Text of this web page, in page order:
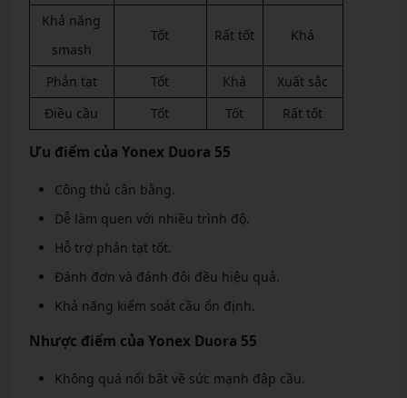
Khả năng
smash
Tốt Rất tốt Khá
Phản tạt Tốt Khá
Xuất sắc
Điều cầu
Tốt Tốt Rất tốt
Ưu điểm của Yonex Duora 55
Công thủ cân bằng.
Dễ làm quen với nhiều trình độ.
Hỗ trợ phản tạt tốt.
Đánh đơn và đánh đôi đều hiệu quả.
Khả năng kiểm soát cầu ổn định.
Nhược điểm của Yonex Duora 55
Không quá nổi bật về sức mạnh đập cầu.